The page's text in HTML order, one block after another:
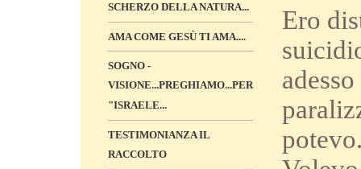
SCHERZO DELLA NATURA...
AMA COME GESÙ TI AMA....
SOGNO -
VISIONE...PREGHIAMO...PER
"ISRAELE...
TESTIMONIANZA IL
RACCOLTO
Ero